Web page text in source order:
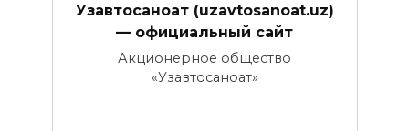
Узавтосаноат (uzavtosanoat.uz)
— официальный сайт
Акционерное общество
«Узавтосаноат»